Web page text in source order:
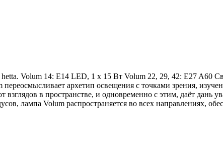
Volum 14: E14 LED, 1 x 15 Вт Volum 22, 29, 42: E27 A60
архетип освещения с точками зрения,
в пространстве, и одновременно с этим, даёт дань
лампа Volum распространяется во всех направлениях,